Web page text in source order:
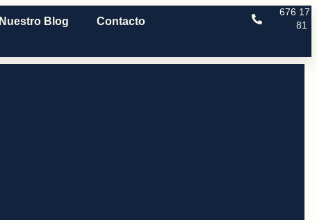
Nuestro Blog Contacto
676 17
81